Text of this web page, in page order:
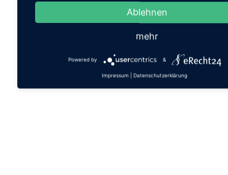
Ablehnen
mehr
Powered by &
Impressum Datenschutzerklärung